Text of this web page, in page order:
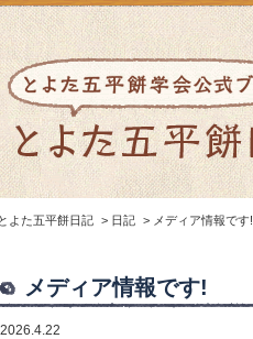
とよた五平餅日記 > 日記 > メディア情報です!
メディア情報です!
2026.4.22